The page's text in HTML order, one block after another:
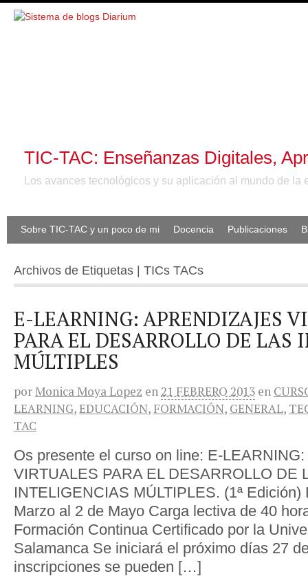
TIC-TAC: Enseñanzas Digitales,
Los avances tecnológicos y su aplicación al mundo de la
Sobre TIC-TAC y un poco de mi Docencia Publicaciones
Archivos de Etiquetas | TICs TACs
E-LEARNING: APRENDIZAJES
PARA EL DESARROLLO DE LAS
MÚLTIPLES
por Monica Moya Lopez en 21 FEBRERO 2013 en
LEARNING,EDUCACIÓN, FORMACIÓN, GENERAL,
TAC
Os presente el curso on line: E-
VIRTUALES PARA EL DESARROLLO DE
INTELIGENCIAS MÚLTIPLES. (1ª Edición)
Marzo al 2 de Mayo Carga lectiva de 40
Formación Continua Certificado por la
Salamanca Se iniciará el próximo días 27
inscripciones se pueden […]